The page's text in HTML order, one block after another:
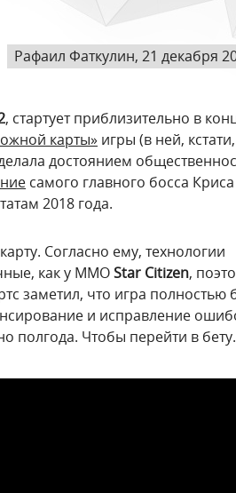
Рафаил Фаткулин, 21 декабря
, стартует приблизительно в
карты» игры (в ней, кстати,
достоянием
самого главного босса Криса
2018 года.
Согласно ему, технологии
как у ММОStar Citizen,
заметил, что игра полностью
и исправление
полгода. Чтобы перейти в бету.